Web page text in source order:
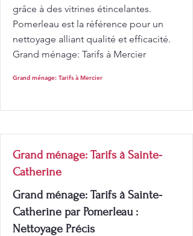
grâce à des vitrines étincelantes.
Pomerleau est la référence pour un
nettoyage alliant qualité et efficacité.
Grand ménage: Tarifs à Mercier
Grand ménage: Tarifs à Mercier
Grand ménage: Tarifs à Sainte-
Catherine
Grand ménage: Tarifs à Sainte-
Catherine par Pomerleau :
Nettoyage Précis